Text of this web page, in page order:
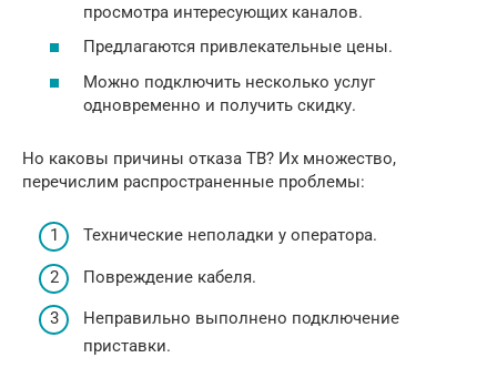
просмотра интересующих каналов.
Предлагаются привлекательные цены.
Можно подключить несколько услуг
одновременно и получить скидку.
Но каковы причины отказа ТВ? Их множество,
перечислим распространенные проблемы:
Технические неполадки у оператора.
Повреждение кабеля.
Неправильно выполнено подключение
приставки.